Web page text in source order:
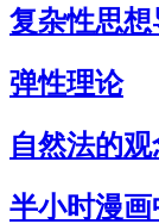
复杂性思想
弹性理论
自然法的
半小时漫